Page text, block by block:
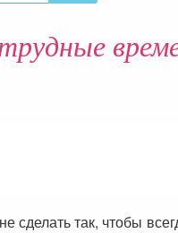
сделать так, чтобы